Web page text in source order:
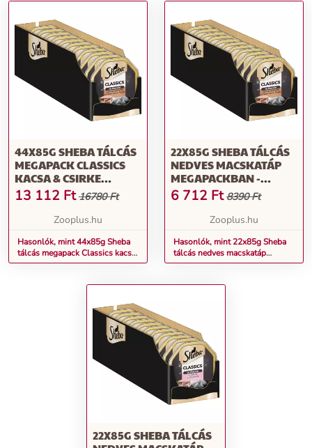
44X85G SHEBA TÁLCÁS
MEGAPACK CLASSICS
KACSA & CSIRKE
PÁSTÉTOMBAN NEDVES
MACSKATÁP
13 112 Ft 16780 Ft
Zooplus.hu
Hasonlók, mint 44x85g Sheba
tálcás megapack Classics kacsa
& csirke pástétomban nedves
22X85G SHEBA TÁLCÁS
NEDVES MACSKATÁP
MEGAPACKBAN -
CLASSICS
PÁSTÉTOMBAN KACSA
& CSIRKE
6 712 Ft 8390 Ft
Zooplus.hu
Hasonlók, mint 22x85g Sheba
tálcás nedves macskatáp
megapackban - Classics
22X85G SHEBA TÁLCÁS